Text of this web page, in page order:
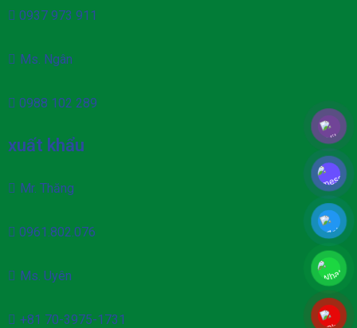
0937 973 911
Ms. Ngân
0988 102 289
xuất khẩu
Mr. Thăng
0961.802.076
Ms. Uyên
+81 70-3975-1731